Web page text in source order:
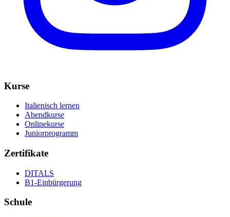
Kurse
Italienisch lernen
Abendkurse
Onlinekurse
Juniorprogramm
Zertifikate
DITALS
B1-Einbürgerung
Schule